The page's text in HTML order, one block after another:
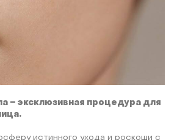
– эксклюзивная процедура для
истинного ухода и роскоши с